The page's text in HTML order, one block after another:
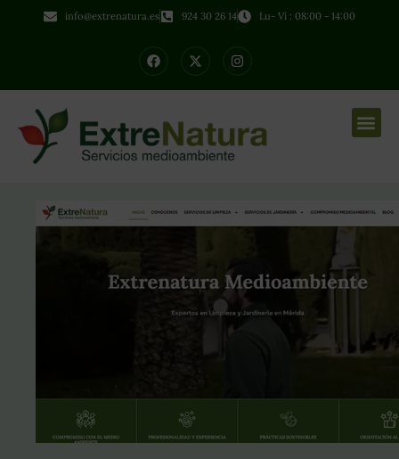
info@extrenatura.es 924 30 26 14 Lu- Vi : 08:00 - 14:00